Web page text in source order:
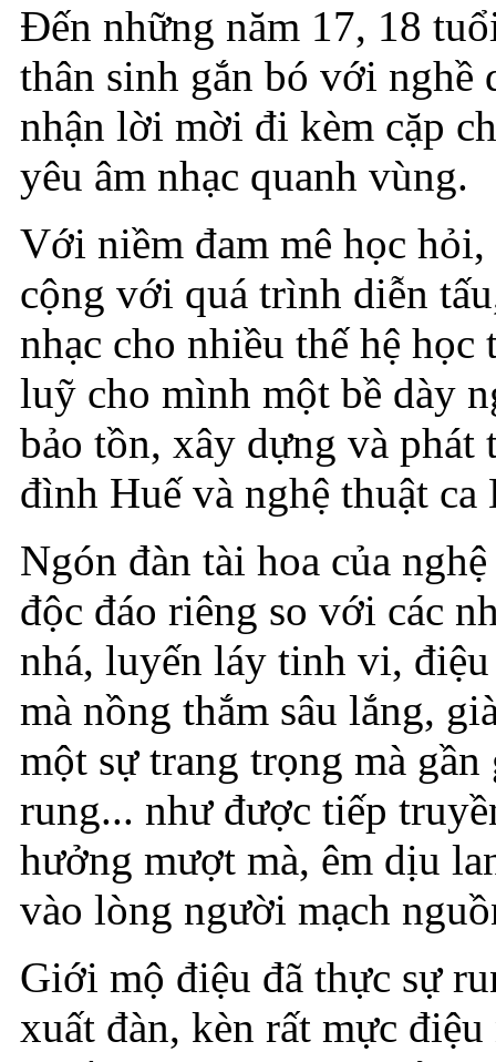
Đến những năm 17, 18
thân sinh gắn bó với nghề
nhận lời mời đi kèm cặp
yêu âm nhạc quanh vùng.
Với niềm đam mê học
cộng với quá trình diễn
nhạc cho nhiều thế hệ
luỹ cho mình một bề dày
bảo tồn, xây dựng và
đình Huế và nghệ thuật ca
Ngón đàn tài hoa của
độc đáo riêng so với các
nhá, luyến láy tinh vi,
mà nồng thắm sâu lắng,
một sự trang trọng mà
rung... như được tiếp
hưởng mượt mà, êm dịu
vào lòng người mạch
Giới mộ điệu đã thực sự
xuất đàn, kèn rất mực